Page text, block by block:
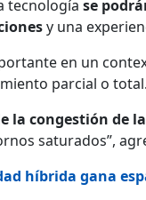
tecnología se
y una
en un
parcial o total.
la congestión de
saturados”,
híbrida gana